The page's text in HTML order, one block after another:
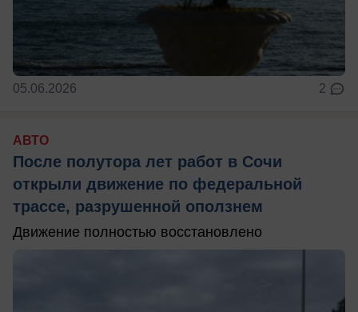
05.06.2026 2
АВТО
После полутора лет работ в Сочи
открыли движение по федеральной
трассе, разрушенной оползнем
Движение полностью восстановлено